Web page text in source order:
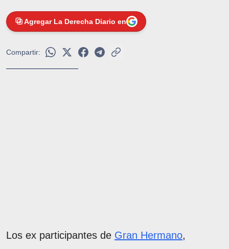
Agregar La Derecha Diario en
Compartir:
Los ex participantes de Gran Hermano,